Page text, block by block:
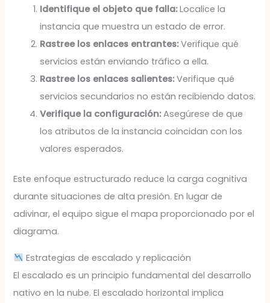
Identifique el objeto que falla:Localice la
instancia que muestra un estado de error.
Rastree los enlaces entrantes:Verifique qué
servicios están enviando tráfico a ella.
Rastree los enlaces salientes:Verifique qué
servicios secundarios no están recibiendo datos.
Verifique la configuración:Asegúrese de que
los atributos de la instancia coincidan con los
valores esperados.
Este enfoque estructurado reduce la carga cognitiva
durante situaciones de alta presión. En lugar de
adivinar, el equipo sigue el mapa proporcionado por el
diagrama.
Estrategias de escalado y replicación
El escalado es un principio fundamental del desarrollo
nativo en la nube. El escalado horizontal implica